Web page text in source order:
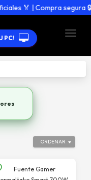
🏅 | Compra segura 🔒
PC!
ORDENAR